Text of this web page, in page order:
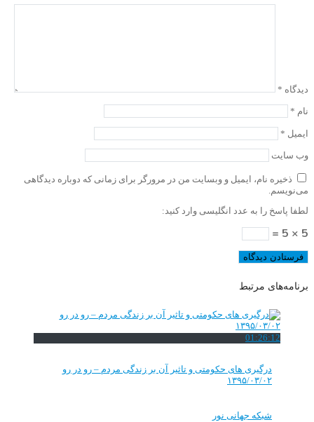
دیدگاه *
نام *
ایمیل *
وب‌ سایت
ذخیره نام، ایمیل و وبسایت من در مرورگر برای زمانی که دوباره دیدگاهی
می‌نویسم.
لطفا پاسخ را به عدد انگلیسی وارد کنید:
5 × 5 =
برنامه‌های مرتبط
01:26:12
درگیری های حکومتی و تاثیر آن بر زندگی مردم – رو در رو
۱۳۹۵/۰۳/۰۲
شبکه جهانی نور